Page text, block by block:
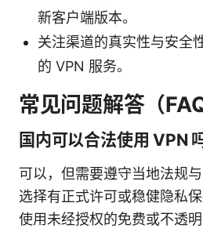
新客户端版本。
关注渠道的真实性与安全
的 VPN 服务。
常见问题解答（FAQ
国内可以合法使用 VPN
可以，但需要遵守当地法规
选择有正式许可或稳健隐私
使用未经授权的免费或不透明